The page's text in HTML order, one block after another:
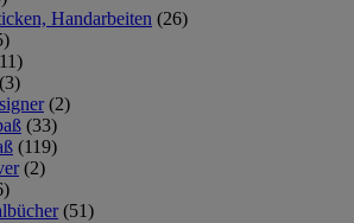
Handarbeiten (26)
(3)
(2)
(33)
(119)
(2)
(51)